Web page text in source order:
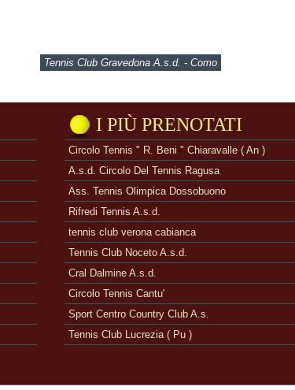
Tennis Club Gravedona A.s.d. - Como
I PIÙ PRENOTATI
Circolo Tennis " R. Beni " Chiaravalle ( An )
A.s.d. Circolo Del Tennis Ragusa
Ass. Tennis Olimpica Dossobuono
Rifredi Tennis A.s.d.
tennis club verona cabianca
Tennis Club Noceto A.s.d.
Cral Dalmine A.s.d.
Circolo Tennis Cantu'
Sport Centro Country Club A.s.
Tennis Club Lucrezia ( Pu )